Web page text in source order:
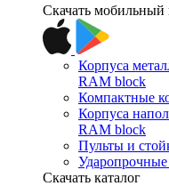
Скачать мобильный
Корпуса
RAM block
Компактные
Корпуса
RAM block
Пульты и
Скачать каталог